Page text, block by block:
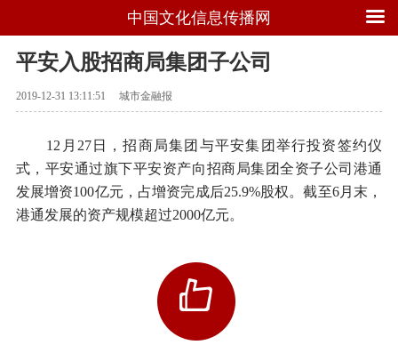
中国文化信息传播网
平安入股招商局集团子公司
2019-12-31 13:11:51 城市金融报
12月27日，招商局集团与平安集团举行投资签约仪
式，平安通过旗下平安资产向招商局集团全资子公司港通
发展增资100亿元，占增资完成后25.9%股权。截至6月末，
港通发展的资产规模超过2000亿元。